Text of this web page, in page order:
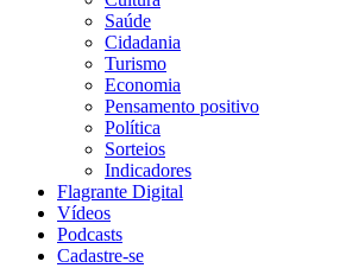
Saúde
Cidadania
Turismo
Economia
Pensamento positivo
Política
Sorteios
Indicadores
Flagrante Digital
Vídeos
Podcasts
Cadastre-se